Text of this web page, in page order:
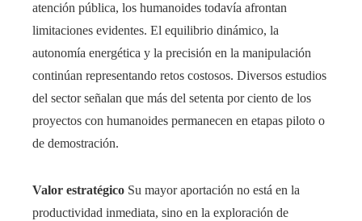
atención pública, los humanoides todavía afrontan
limitaciones evidentes. El equilibrio dinámico, la
autonomía energética y la precisión en la manipulación
continúan representando retos costosos. Diversos estudios
del sector señalan que más del setenta por ciento de los
proyectos con humanoides permanecen en etapas piloto o
de demostración.
Valor estratégico Su mayor aportación no está en la
productividad inmediata, sino en la exploración de